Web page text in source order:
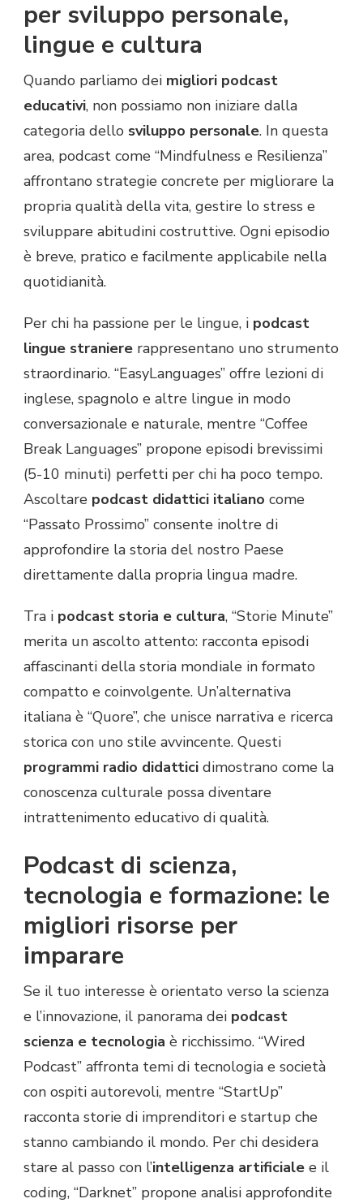
per sviluppo personale,
lingue e cultura
Quando parliamo dei migliori podcast
educativi, non possiamo non iniziare dalla
categoria dello sviluppo personale. In questa
area, podcast come “Mindfulness e Resilienza”
affrontano strategie concrete per migliorare la
propria qualità della vita, gestire lo stress e
sviluppare abitudini costruttive. Ogni episodio
è breve, pratico e facilmente applicabile nella
quotidianità.
Per chi ha passione per le lingue, i podcast
lingue straniere rappresentano uno strumento
straordinario. “EasyLanguages” offre lezioni di
inglese, spagnolo e altre lingue in modo
conversazionale e naturale, mentre “Coffee
Break Languages” propone episodi brevissimi
(5-10 minuti) perfetti per chi ha poco tempo.
Ascoltare podcast didattici italiano come
“Passato Prossimo” consente inoltre di
approfondire la storia del nostro Paese
direttamente dalla propria lingua madre.
Tra i podcast storia e cultura, “Storie Minute”
merita un ascolto attento: racconta episodi
affascinanti della storia mondiale in formato
compatto e coinvolgente. Un’alternativa
italiana è “Quore”, che unisce narrativa e ricerca
storica con uno stile avvincente. Questi
programmi radio didattici dimostrano come la
conoscenza culturale possa diventare
intrattenimento educativo di qualità.
Podcast di scienza,
tecnologia e formazione: le
migliori risorse per
imparare
Se il tuo interesse è orientato verso la scienza
e l’innovazione, il panorama dei podcast
scienza e tecnologia è ricchissimo. “Wired
Podcast” affronta temi di tecnologia e società
con ospiti autorevoli, mentre “StartUp”
racconta storie di imprenditori e startup che
stanno cambiando il mondo. Per chi desidera
stare al passo con l’intelligenza artificiale e il
coding, “Darknet” propone analisi approfondite